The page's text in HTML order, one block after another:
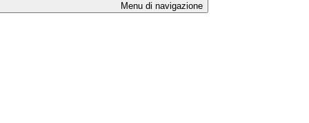
Menu di navigazione